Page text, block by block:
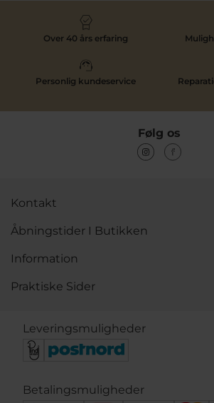
En sølvarmlænke er mere end bare et
en gave, der kan symbolisere
taknemmelighed. Med sit tidsløse
oplagt gaveidé til særlige øjeblikke,
blive markeret med noget særligt.
Oplev kollektionen online
Dyk ned i vores kollektion af
inspirere af de mange muligheder.
efter et statement-smykke eller en
Over 40 års erfaring
Personlig kundeservice
Følg os
Kontakt
Åbningstider I Butikken
Information
Praktiske Sider
Leveringsmuligheder
Betalingsmuligheder